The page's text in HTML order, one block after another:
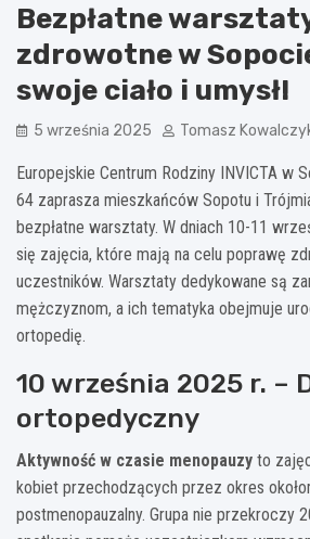
Bezpłatne
zdrowotne w
swoje ciało i umysł!
5 września 2025 Tomasz
Europejskie Centrum Rodziny INVICTA w
64 zaprasza mieszkańców Sopotu i
bezpłatne warsztaty. W dniach 10-11
się zajęcia, które mają na celu poprawę
uczestników. Warsztaty dedykowane są
mężczyznom, a ich tematyka obejmuje
ortopedię.
10 września 2025 r. –
ortopedyczny
Aktywność w czasie menopauzy to
kobiet przechodzących przez okres
postmenopauzalny. Grupa nie przekroczy